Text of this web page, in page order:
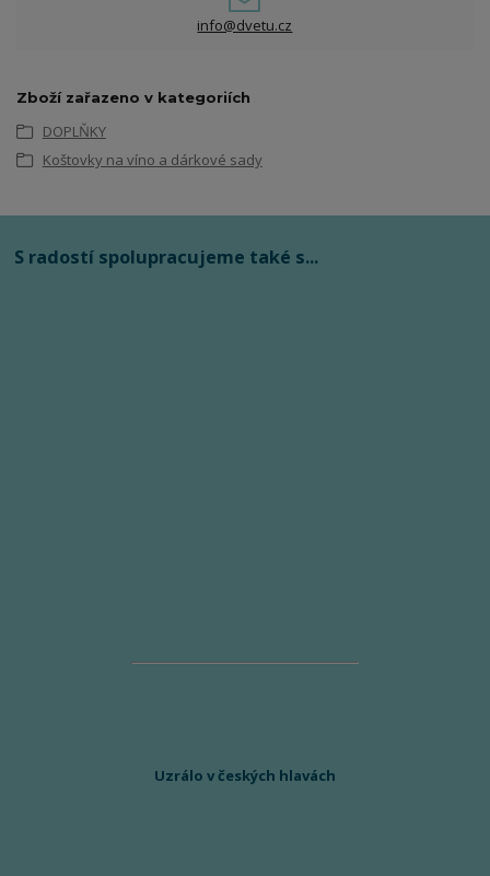
info@dvetu.cz
Zboží zařazeno v kategoriích
DOPLŇKY
Koštovky na víno a dárkové sady
S radostí spolupracujeme také s...
Uzrálo v českých hlavách